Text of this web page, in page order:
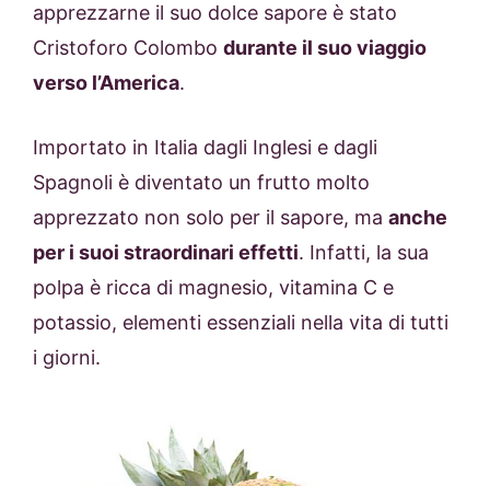
apprezzarne il suo dolce sapore è stato
Cristoforo Colombo durante il suo viaggio
verso l’America.
Importato in Italia dagli Inglesi e dagli
Spagnoli è diventato un frutto molto
apprezzato non solo per il sapore, ma anche
per i suoi straordinari effetti. Infatti, la sua
polpa è ricca di magnesio, vitamina C e
potassio, elementi essenziali nella vita di tutti
i giorni.